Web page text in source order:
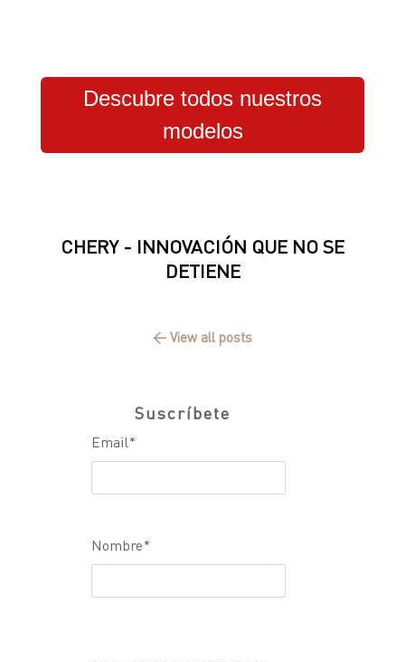
Descubre todos nuestros
modelos
CHERY - INNOVACIÓN QUE NO SE
DETIENE
← View all posts
Suscríbete
Email*
Nombre*